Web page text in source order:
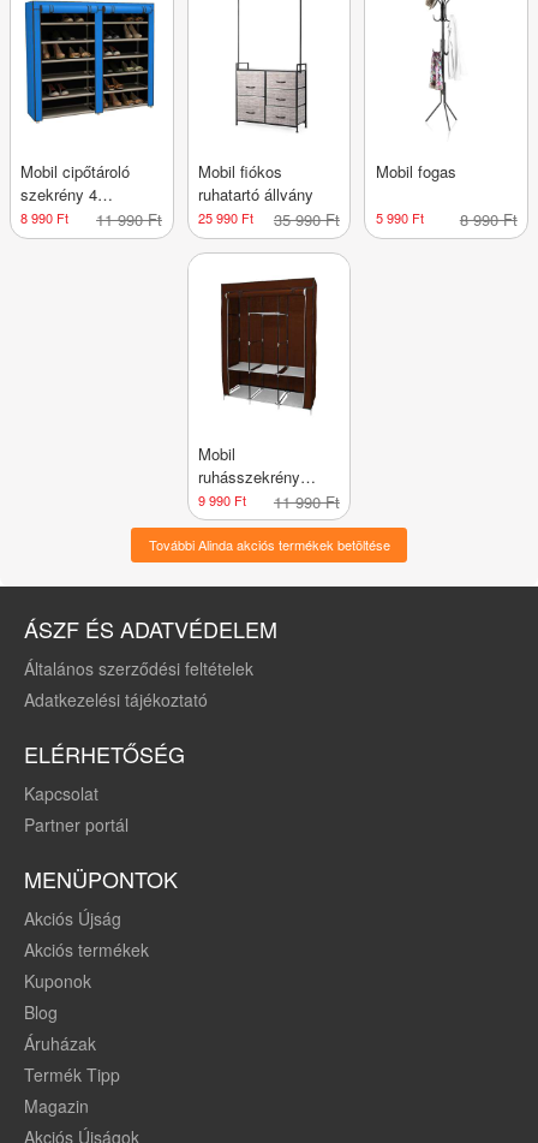
Mobil cipőtároló
szekrény 4
színben-kék
8 990 Ft 11 990 Ft
Mobil fiókos
ruhatartó állvány
25 990 Ft 35 990 Ft
Mobil fogas
5 990 Ft 8 990 Ft
Mobil
ruhásszekrény
130x45x170 cm-es
méretben-barna
9 990 Ft 11 990 Ft
További Alinda akciós termékek betöltése
ÁSZF ÉS ADATVÉDELEM
Általános szerződési feltételek
Adatkezelési tájékoztató
ELÉRHETŐSÉG
Kapcsolat
Partner portál
MENÜPONTOK
Akciós Újság
Akciós termékek
Kuponok
Blog
Áruházak
Termék Tipp
Magazin
Akciós Újságok